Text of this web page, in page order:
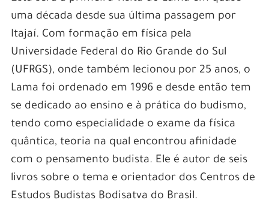
uma década desde sua última passagem por
Itajaí. Com formação em física pela
Universidade Federal do Rio Grande do Sul
(UFRGS), onde também lecionou por 25 anos, o
Lama foi ordenado em 1996 e desde então tem
se dedicado ao ensino e à prática do budismo,
tendo como especialidade o exame da física
quântica, teoria na qual encontrou afinidade
com o pensamento budista. Ele é autor de seis
livros sobre o tema e orientador dos Centros de
Estudos Budistas Bodisatva do Brasil.